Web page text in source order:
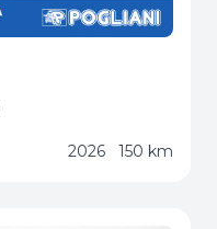
2026 150 km